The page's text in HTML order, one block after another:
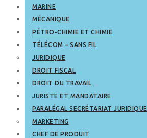
MARINE
MÉCANIQUE
PÉTRO-CHIMIE ET CHIMIE
TÉLÉCOM – SANS FIL
JURIDIQUE
DROIT FISCAL
DROIT DU TRAVAIL
JURISTE ET MANDATAIRE
PARALÉGAL SECRÉTARIAT JURIDIQUE
MARKETING
CHEF DE PRODUIT